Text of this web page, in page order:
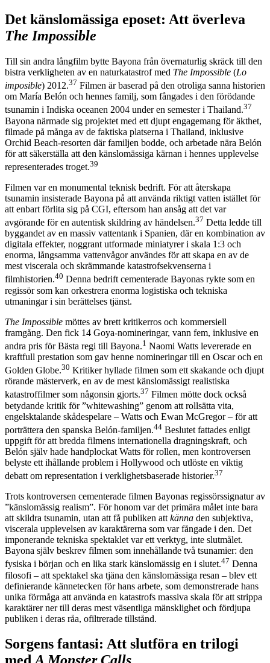
Det känslomässiga eposet: Att överleva
The Impossible
Till sin andra långfilm bytte Bayona från övernaturlig skräck till den
bistra verkligheten av en naturkatastrof med The Impossible (Lo
imposible) 2012.37 Filmen är baserad på den otroliga sanna historien
om María Belón och hennes familj, som fångades i den förödande
tsunamin i Indiska oceanen 2004 under en semester i Thailand.37
Bayona närmade sig projektet med ett djupt engagemang för äkthet,
filmade på många av de faktiska platserna i Thailand, inklusive
Orchid Beach-resorten där familjen bodde, och arbetade nära Belón
för att säkerställa att den känslomässiga kärnan i hennes upplevelse
representerades troget.39
Filmen var en monumental teknisk bedrift. För att återskapa
tsunamin insisterade Bayona på att använda riktigt vatten istället för
att enbart förlita sig på CGI, eftersom han ansåg att det var
avgörande för en autentisk skildring av händelsen.37 Detta ledde till
byggandet av en massiv vattentank i Spanien, där en kombination av
digitala effekter, noggrant utformade miniatyrer i skala 1:3 och
enorma, långsamma vattenvågor användes för att skapa en av de
mest viscerala och skrämmande katastrofsekvenserna i
filmhistorien.40 Denna bedrift cementerade Bayonas rykte som en
regissör som kan orkestrera enorma logistiska och tekniska
utmaningar i sin berättelses tjänst.
The Impossible möttes av brett kritikerros och kommersiell
framgång. Den fick 14 Goya-nomineringar, vann fem, inklusive en
andra pris för Bästa regi till Bayona.1 Naomi Watts levererade en
kraftfull prestation som gav henne nomineringar till en Oscar och en
Golden Globe.30 Kritiker hyllade filmen som ett skakande och djupt
rörande mästerverk, en av de mest känslomässigt realistiska
katastroffilmer som någonsin gjorts.37 Filmen mötte dock också
betydande kritik för ”whitewashing” genom att rollsätta vita,
engelsktalande skådespelare – Watts och Ewan McGregor – för att
porträttera den spanska Belón-familjen.44 Beslutet fattades enligt
uppgift för att bredda filmens internationella dragningskraft, och
Belón själv hade handplockat Watts för rollen, men kontroversen
belyste ett ihållande problem i Hollywood och utlöste en viktig
debatt om representation i verklighetsbaserade historier.37
Trots kontroversen cementerade filmen Bayonas regissörssignatur av
”känslomässig realism”. För honom var det primära målet inte bara
att skildra tsunamin, utan att få publiken att känna den subjektiva,
viscerala upplevelsen av karaktärerna som var fångade i den. Det
imponerande tekniska spektaklet var ett verktyg, inte slutmålet.
Bayona själv beskrev filmen som innehållande två tsunamier: den
fysiska i början och en lika stark känslomässig en i slutet.47 Denna
filosofi – att spektakel ska tjäna den känslomässiga resan – blev ett
definierande kännetecken för hans arbete, som demonstrerade hans
unika förmåga att använda en katastrofs massiva skala för att strippa
karaktärer ner till deras mest väsentliga mänsklighet och fördjupa
publiken i deras råa, ofiltrerade tillstånd.
Sorgens fantasi: Att slutföra en trilogi